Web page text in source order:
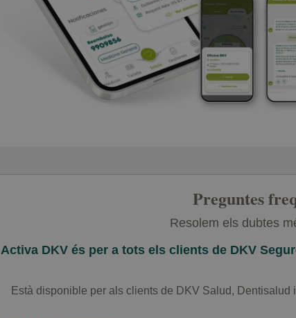
Preguntes
Resolem els dubtes
Activa DKV és per a tots els clients de DKV
Està disponible per als clients de DKV Salud, Dentisalud